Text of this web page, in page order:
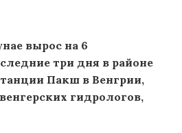
вырос на 6
три дня в районе
Пакш в Венгрии,
гидрологов,